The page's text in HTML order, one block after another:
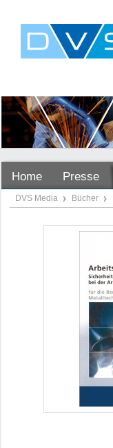
Home Presse
DVS Media Bücher